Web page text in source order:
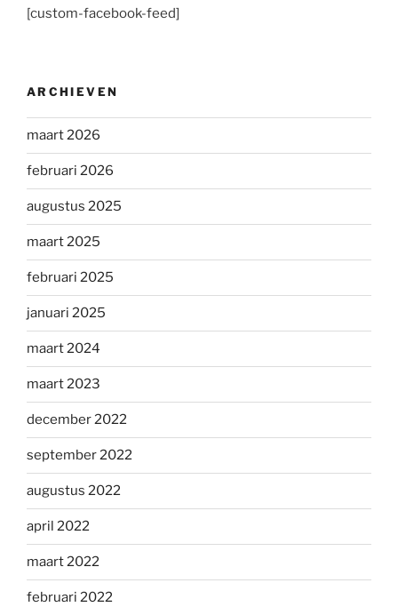
[custom-facebook-feed]
ARCHIEVEN
maart 2026
februari 2026
augustus 2025
maart 2025
februari 2025
januari 2025
maart 2024
maart 2023
december 2022
september 2022
augustus 2022
april 2022
maart 2022
februari 2022